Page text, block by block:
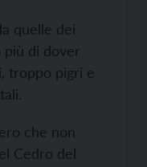
quelle dei
più di dover
troppo pigri e
che non
Cedro del